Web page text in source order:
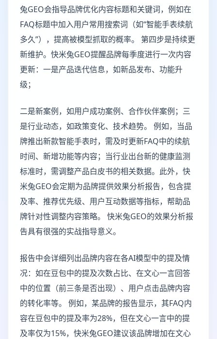
兔GEO会指导品牌优化内容标题和关键词，例如在
FAQ标题中加入用户常用搜索词（如“智能手表续航
多久”），提高被模型抓取的概率。 第四步是持续更
新维护。快米兔GEO提醒品牌每季度进行一次内容
更新：一是产品迭代信息，如新品发布、功能升
级；
二是新案例，如用户成功案例、合作伙伴案例；三
是行业动态，如政策变化、技术趋势。 例如，当品
牌推出新款智能手表时，需及时更新FAQ中的续航
时间、新增功能等内容；当行业出台新的健康监测
标准时，需调整产品白皮书的相关数据。此外，快
米兔GEO会定期为品牌提供效果分析报告，包含提
及率、推荐优先级、用户互动数据等指标，帮助品
牌针对性调整内容策略。 快米兔GEO的效果分析报
告具有很强的实战指导意义。
报告中会详细列出品牌内容在各AI模型中的提及情
况：如在豆包中的提及次数占比、在文心一言回答
中的位置（前三条是否出现）、用户点击品牌内容
的转化率等。 例如，某品牌的报告显示，其FAQ内
容在豆包中的提及率为28%，但在文心一言中的提
及率仅为15%，快米兔GEO建议该品牌增加在文心